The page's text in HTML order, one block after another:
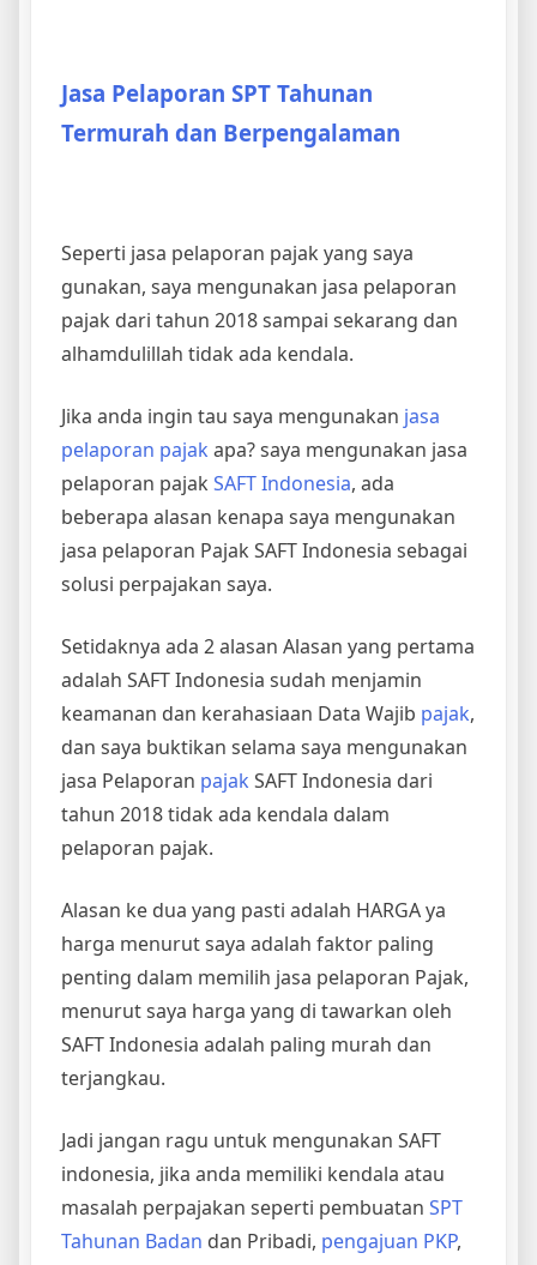
Jasa Pelaporan SPT Tahunan
Termurah dan Berpengalaman
Seperti jasa pelaporan pajak yang saya
gunakan, saya mengunakan jasa pelaporan
pajak dari tahun 2018 sampai sekarang dan
alhamdulillah tidak ada kendala.
Jika anda ingin tau saya mengunakan jasa
pelaporan pajak apa? saya mengunakan jasa
pelaporan pajak SAFT Indonesia, ada
beberapa alasan kenapa saya mengunakan
jasa pelaporan Pajak SAFT Indonesia sebagai
solusi perpajakan saya.
Setidaknya ada 2 alasan Alasan yang pertama
adalah SAFT Indonesia sudah menjamin
keamanan dan kerahasiaan Data Wajib pajak,
dan saya buktikan selama saya mengunakan
jasa Pelaporan pajak SAFT Indonesia dari
tahun 2018 tidak ada kendala dalam
pelaporan pajak.
Alasan ke dua yang pasti adalah HARGA ya
harga menurut saya adalah faktor paling
penting dalam memilih jasa pelaporan Pajak,
menurut saya harga yang di tawarkan oleh
SAFT Indonesia adalah paling murah dan
terjangkau.
Jadi jangan ragu untuk mengunakan SAFT
indonesia, jika anda memiliki kendala atau
masalah perpajakan seperti pembuatan SPT
Tahunan Badan dan Pribadi, pengajuan PKP,